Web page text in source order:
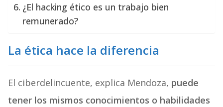
¿El hacking ético es un trabajo bien
remunerado?
La ética hace la diferencia
El ciberdelincuente, explica Mendoza, puede
tener los mismos conocimientos o habilidades